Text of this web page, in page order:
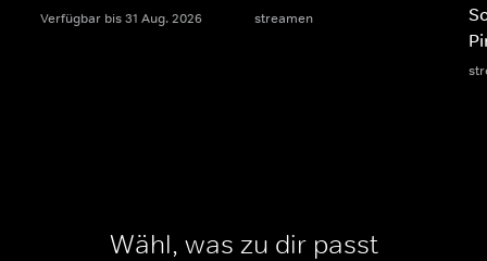
Verfügbar bis 31 Aug. 2026 streamen
Wähl, was zu dir passt